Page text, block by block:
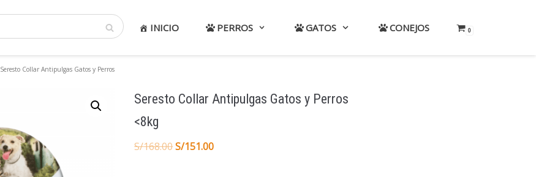
INICIO PERROS GATOS CONEJOS 0
Seresto Collar Antipulgas Gatos y Perros
Seresto Collar Antipulgas Gatos y Perros
<8kg
S/168.00S/151.00